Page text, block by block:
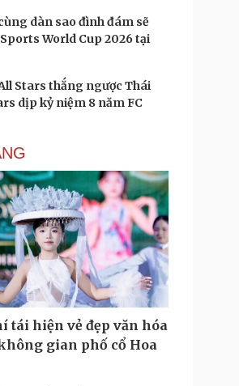
dàn sao đình đám sẽ
World Cup 2026 tại
Stars thắng ngược Thái
dịp kỷ niệm 8 năm FC
tái hiện vẻ đẹp văn hóa
gian phố cổ Hoa